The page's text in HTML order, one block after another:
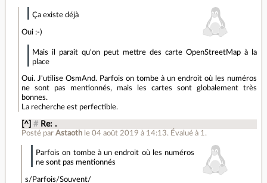
Ça existe déjà
Oui :-)
Mais il parait qu'on peut mettre des carte OpenStreetMap à la
place
Oui. J'utilise OsmAnd. Parfois on tombe à un endroit où les numéros
ne sont pas mentionnés, mais les cartes sont globalement très
bonnes.
La recherche est perfectible.
[^] # Re: .
Posté parAstaoth le 04 août 2019 à 14:13. Évalué à 1 .
Parfois on tombe à un endroit où les numéros
ne sont pas mentionnés
s/Parfois/Souvent/